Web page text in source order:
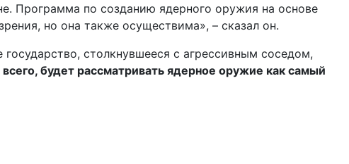
Программа по созданию ядерного оружия на основе
но она также осуществима», – сказал он.
столкнувшееся с агрессивным соседом,
будет рассматривать ядерное оружие как самый